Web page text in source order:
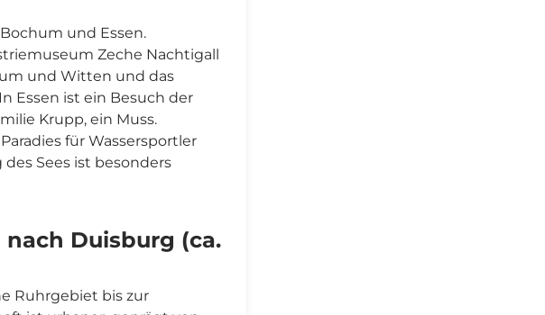
und Essen.
Zeche Nachtigall
und Witten und das
Essen ist ein Besuch der
Krupp, ein Muss.
für Wassersportler
Sees ist besonders
Duisburg (ca.
Ruhrgebiet bis zur